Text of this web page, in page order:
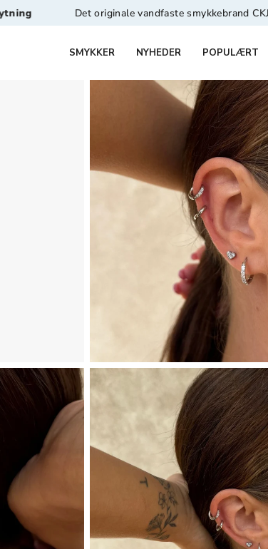
Det originale vandfaste smykkebrand CKJ™ 1-2
SMYKKER NYHEDER POPULÆRT
Gratis Ombytning 1-2 dages